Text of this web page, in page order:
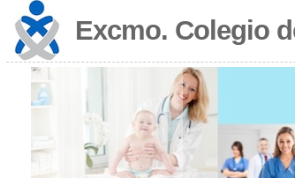
Excmo. Colegio